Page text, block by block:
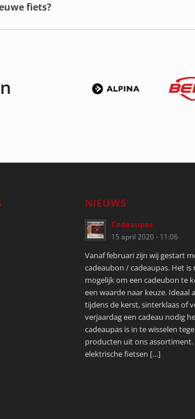
fiets?
NIEUWS
Cadeaupas
15 april 2020 - 11:06
Vanaf februari zijn wij gestart
cadeaubon / cadeaupas. Het is
mogelijk om een cadeubon te
een waarde naar keuze. Ideaal
tijdens de kerst, sinterklaas of
verjaardag een cadeau nodig
cadeaupas is in te wisselen
producten uit ons assortiment.
elektrische fietsen […]